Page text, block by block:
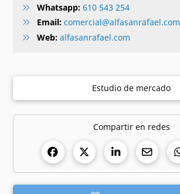
Whatsapp: 610 543 254
Email: comercial@alfasanrafael.com
Web: alfasanrafael.com
Estudio de mercado
Compartir en redes